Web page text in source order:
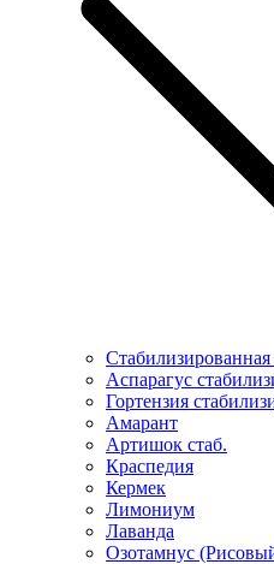
Аспарагус
Гортензия
Амарант
Артишок стаб.
Краспедия
Кермек
Лимониум
Лаванда
Озотамнус